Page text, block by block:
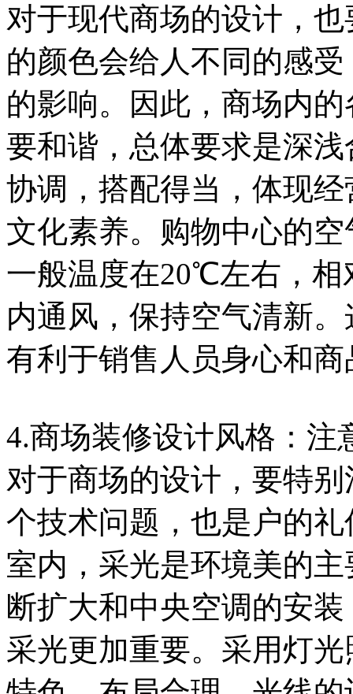
对于现代商场的设计，
的颜色会给人不同的感
的影响。因此，商场内
要和谐，总体要求是深
协调，搭配得当，体现
文化素养。购物中心的
一般温度在20℃左右，
内通风，保持空气清新
有利于销售人员身心和
4.商场装修设计风格：注
对于商场的设计，要特
个技术问题，也是户的
室内，采光是环境美的
断扩大和中央空调的安
采光更加重要。采用灯